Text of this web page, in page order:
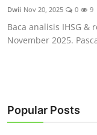
Rekomendasi
Dwii Nov 20, 2025 0 9
Baca analisis IHSG
November 2025.
Popular Posts